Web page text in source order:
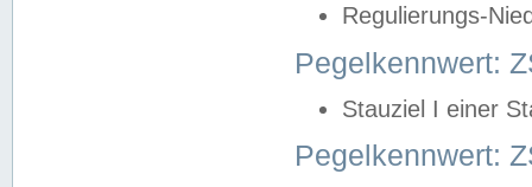
Regulierungs-
Pegelkennwert:
Stauziel I einer
Pegelkennwert: